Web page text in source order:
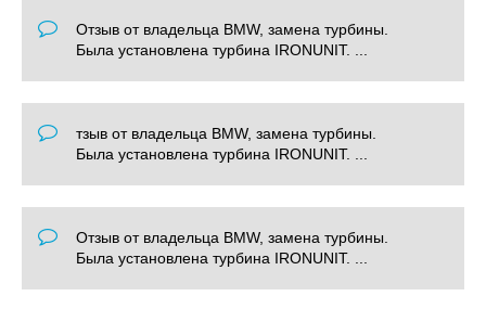
Отзыв от владельца BMW, замена турбины.
Была установлена турбина IRONUNIT. ...
тзыв от владельца BMW, замена турбины.
Была установлена турбина IRONUNIT. ...
Отзыв от владельца BMW, замена турбины.
Была установлена турбина IRONUNIT. ...